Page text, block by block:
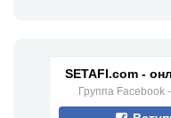
SETAFI.com -
Группа Facebook